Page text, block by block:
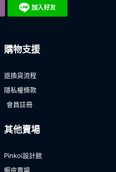
購物支援
退換貨流程
隱私權條款
會員註冊
其他賣場
Pinkoi設計館
蝦皮賣場